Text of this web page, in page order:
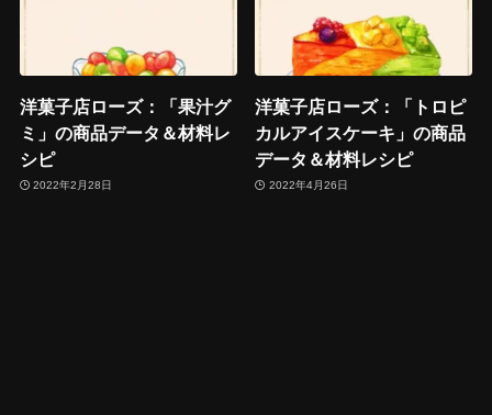
洋菓子店ローズ：「果汁グ
ミ」の商品データ＆材料レ
シピ
2022年2月28日
洋菓子店ローズ：「トロピ
カルアイスケーキ」の商品
データ＆材料レシピ
2022年4月26日